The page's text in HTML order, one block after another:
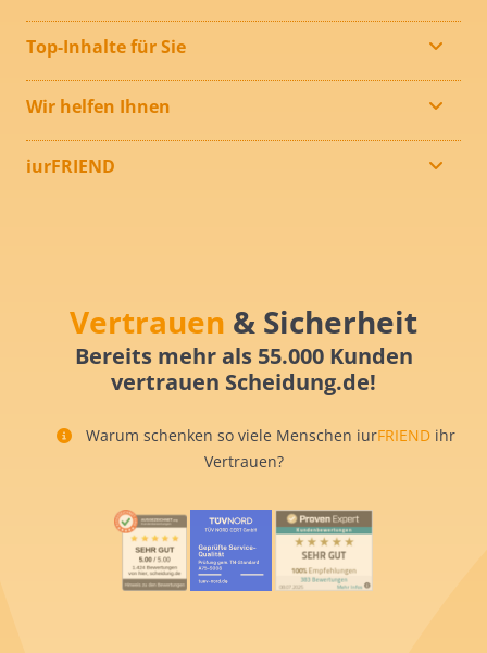
Top-Inhalte für Sie
Wir helfen Ihnen
iurFRIEND
Vertrauen & Sicherheit
Bereits mehr als 55.000 Kunden
vertrauen Scheidung.de!
Warum schenken so viele Menschen iurFRIEND ihr
Vertrauen?